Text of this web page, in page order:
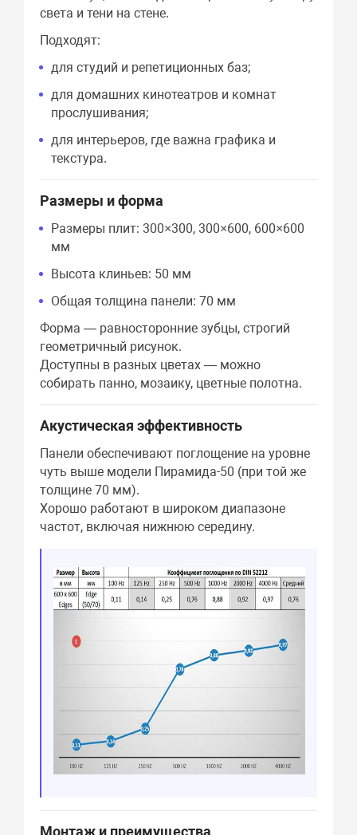
света и тени на стене.
Подходят:
для студий и репетиционных баз;
для домашних кинотеатров и комнат
прослушивания;
для интерьеров, где важна графика и
текстура.
Размеры и форма
Размеры плит: 300×300, 300×600, 600×600
мм
Высота клиньев: 50 мм
Общая толщина панели: 70 мм
Форма — равносторонние зубцы, строгий
геометричный рисунок.
Доступны в разных цветах — можно
собирать панно, мозаику, цветные полотна.
Акустическая эффективность
Панели обеспечивают поглощение на уровне
чуть выше модели Пирамида-50 (при той же
толщине 70 мм).
Хорошо работают в широком диапазоне
частот, включая нижнюю середину.